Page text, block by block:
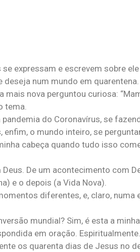
expressam e escrevem sobre
deseja num mundo em quarentena.
nova perguntou curiosa:
tema.
do Coronavírus, se
o mundo inteiro, se
cabeça quando tudo isso
De um acontecimento com
e o depois (a Vida Nova).
diferentes, e, claro, numa
mundial? Sim, é esta a
em oração. Espiritualmente.
os quarenta dias de Jesus no